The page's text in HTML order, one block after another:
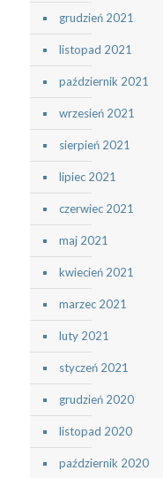
grudzień 2021
listopad 2021
październik 2021
wrzesień 2021
sierpień 2021
lipiec 2021
czerwiec 2021
maj 2021
kwiecień 2021
marzec 2021
luty 2021
styczeń 2021
grudzień 2020
listopad 2020
październik 2020